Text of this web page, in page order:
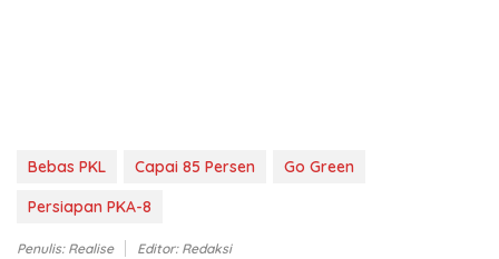
Bebas PKL Capai 85 Persen
Go Green
Persiapan PKA-8
Penulis: Realise Editor: Redaksi